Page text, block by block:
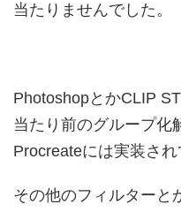
当たりませんでした。
PhotoshopとかCLIP
当たり前のグループ化
Procreateには実装され
その他のフィルターと